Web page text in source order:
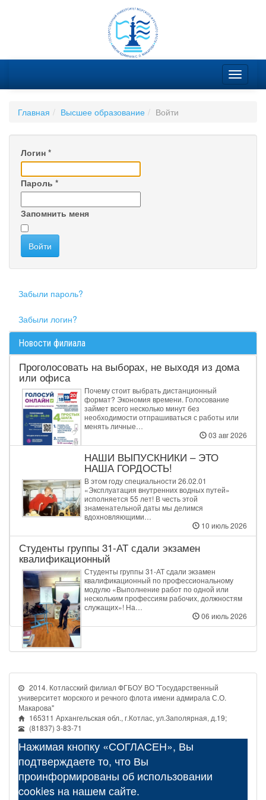
Главная Высшее образование Войти
Логин *
Пароль *
Запомнить меня
Войти
Забыли пароль?
Забыли логин?
Новости филиала
Проголосовать на выборах, не выходя из дома
или офиса
Почему стоит выбрать дистанционный
формат? Экономия времени. Голосование
займет всего несколько минут без
необходимости отпрашиваться с работы или
менять личные…
03 авг 2026
НАШИ ВЫПУСКНИКИ – ЭТО
НАША ГОРДОСТЬ!
В этом году специальности 26.02.01
«Эксплуатация внутренних водных путей»
исполняется 55 лет! В честь этой
знаменательной даты мы делимся
вдохновляющими…
10 июль 2026
Студенты группы 31‑АТ сдали экзамен
квалификационный
Студенты группы 31‑АТ сдали экзамен
квалификационный по профессиональному
модулю «Выполнение работ по одной или
нескольким профессиям рабочих, должностям
служащих»! На…
06 июль 2026
2014. Котласский филиал ФГБОУ ВО "Государственный
университет морского и речного флота имени адмирала С.О.
Макарова"
165311 Архангельская обл., г.Котлас, ул.Заполярная, д.19;
(81837) 3-83-71
Нажимая кнопку «СОГЛАСЕН», Вы
подтверждаете то, что Вы
проинформированы об использовании
cookies на нашем сайте.